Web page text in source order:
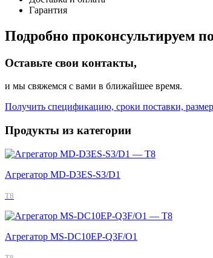
Гарантия
Подробно проконсультируем
Оставьте свои контакты,
и мы свяжемся с вами в ближайшее время.
Получить спецификацию, сроки поставки,
Продукты из категории
Агрегатор MD-D3ES-S3/D1
T8
Агрегатор MS-DC10EP-Q3F/O1